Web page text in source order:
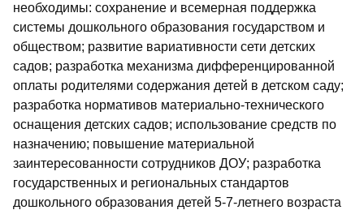
необходимы: сохранение и всемерная поддержка
системы дошкольного образования государством и
обществом; развитие вариативности сети детских
садов; разработка механизма дифференцированной
оплаты родителями содержания детей в детском саду;
разработка нормативов материально-технического
оснащения детских садов; использование средств по
назначению; повышение материальной
заинтересованности сотрудников ДОУ; разработка
государственных и региональных стандартов
дошкольного образования детей 5-7-летнего возраста